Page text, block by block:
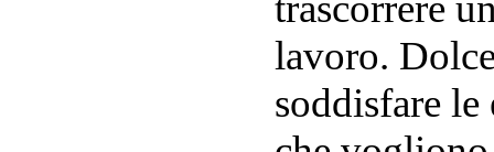
lavoro.
soddisfare le